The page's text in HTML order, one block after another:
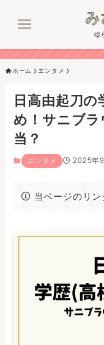
ホーム エンタメ
日高由起刀の
め！サニブ
当？
エンタメ 2025年
当ページのリン